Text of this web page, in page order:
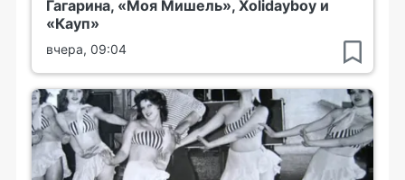
Гагарина, «Моя Мишель», Xolidayboy и
«Кауп»
вчера, 09:04